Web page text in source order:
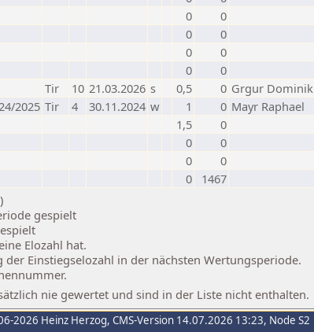
0
0
0
0
0
0
0
0
Tir 10 21.03.2026 s 0,5 0 Grgur Dominik
2025 Tir 4 30.11.2024 w 1 0 Mayr Raphael
1,5
0
0
0
0
0
0
1467
gespielt
Elozahl hat.
Einstiegselozahl in der nächsten Wertungsperiode.
nie gewertet und sind in der Liste nicht enthalten.
2026 Heinz Herzog, CMS-Version 14.07.2026 13:23, Node S2